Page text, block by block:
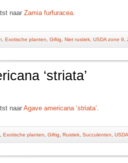
naar Zamia furfuracea.
Exotische planten Giftig Niet rustiek USDA zone 9
‘striata’
naar Agave americana ‘striata’.
Exotische planten Giftig Rustiek Succulenten